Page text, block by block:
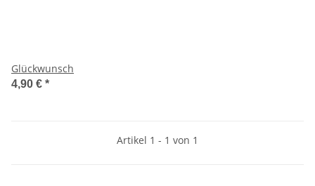
Glückwunsch
4,90 € *
Artikel 1 - 1 von 1